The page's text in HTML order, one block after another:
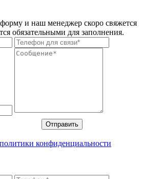
и наш менеджер скоро свяжется
обязательными для заполнения.
Отправить
политики конфиденциальности